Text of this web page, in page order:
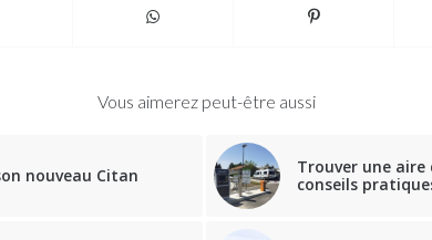
Vous aimerez peut-être aussi
nouveau Citan
Trouver une aire
conseils